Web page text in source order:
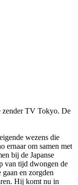
zender TV Tokyo. De
wezens die
ernaar om samen met
bij de Japanse
van tijd dwongen de
en zorgden
Hij komt nu in